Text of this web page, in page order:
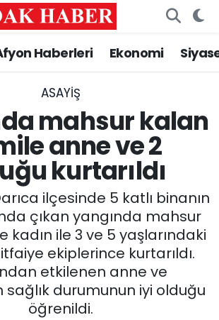
Haberleri Ekonomi
ASAYİŞ
mahsur kalan
anne ve 2
kurtarıldı
ilçesinde 5 katlı binanın
çıkan yangında mahsur
kadın ile 3 ve 5 yaşlarındaki
ekiplerince kurtarıldı.
etkilenen anne ve
sağlık durumunun iyi olduğu
öğrenildi.
HABERLERİ
Puan Durumu ve Fikstür
Haberleri